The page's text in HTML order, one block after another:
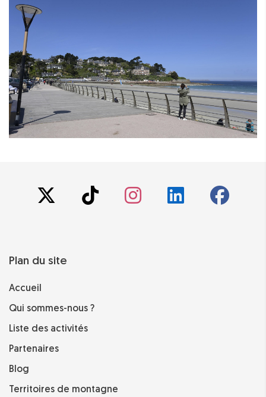
Plan du site
Accueil
Qui sommes-nous ?
Liste des activités
Partenaires
Blog
Territoires de montagne